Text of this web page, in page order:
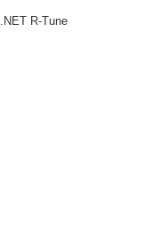
.NET R-Tune